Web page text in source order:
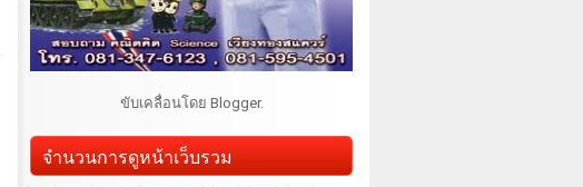
ขับเคลื่อนโดย Blogger.
จำนวนการดูหน้าเว็บรวม